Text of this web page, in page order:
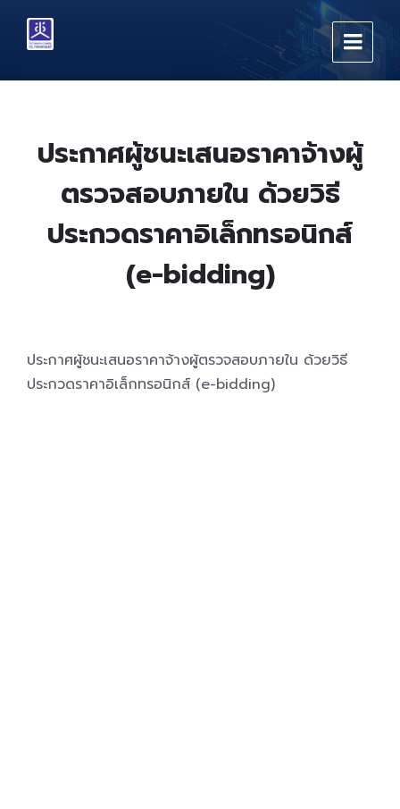
content
main
footer
ประกาศผู้ชนะเสนอราคาจ้างผู้
ตรวจสอบภายใน ด้วยวิธี
ประกวดราคาอิเล็กทรอนิกส์
(e-bidding)
ประกาศผู้ชนะเสนอราคาจ้างผู้ตรวจสอบภายใน ด้วยวิธี
ประกวดราคาอิเล็กทรอนิกส์ (e-bidding)